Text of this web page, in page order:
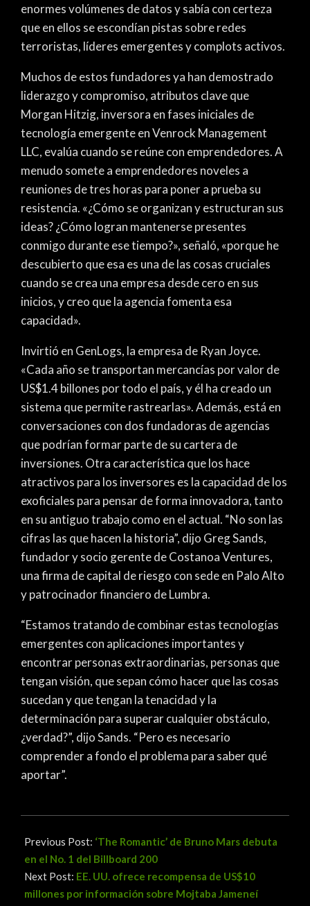
enormes volúmenes de datos y sabía con certeza
que en ellos se escondían pistas sobre redes
terroristas, líderes emergentes y complots activos.
Muchos de estos fundadores ya han demostrado
liderazgo y compromiso, atributos clave que
Morgan Hitzig, inversora en fases iniciales de
tecnología emergente en Venrock Management
LLC, evalúa cuando se reúne con emprendedores. A
menudo somete a emprendedores noveles a
reuniones de tres horas para poner a prueba su
resistencia. «¿Cómo se organizan y estructuran sus
ideas? ¿Cómo logran mantenerse presentes
conmigo durante ese tiempo?», señaló, «porque he
descubierto que esa es una de las cosas cruciales
cuando se crea una empresa desde cero en sus
inicios, y creo que la agencia fomenta esa
capacidad».
Invirtió en GenLogs, la empresa de Ryan Joyce.
«Cada año se transportan mercancías por valor de
US$1.4 billones por todo el país, y él ha creado un
sistema que permite rastrearlas». Además, está en
conversaciones con dos fundadoras de agencias
que podrían formar parte de su cartera de
inversiones. Otra característica que los hace
atractivos para los inversores es la capacidad de los
exoficiales para pensar de forma innovadora, tanto
en su antiguo trabajo como en el actual. “No son las
cifras las que hacen la historia”, dijo Greg Sands,
fundador y socio gerente de Costanoa Ventures,
una firma de capital de riesgo con sede en Palo Alto
y patrocinador financiero de Lumbra.
“Estamos tratando de combinar estas tecnologías
emergentes con aplicaciones importantes y
encontrar personas extraordinarias, personas que
tengan visión, que sepan cómo hacer que las cosas
sucedan y que tengan la tenacidad y la
determinación para superar cualquier obstáculo,
¿verdad?”, dijo Sands. “Pero es necesario
comprender a fondo el problema para saber qué
aportar”.
03-
16
Previous Post: ‘The Romantic’ de Bruno Mars debuta
en el No. 1 del Billboard 200
Next Post: EE. UU. ofrece recompensa de US$10
millones por información sobre Mojtaba Jameneí